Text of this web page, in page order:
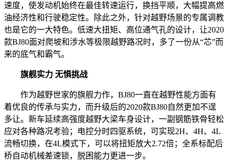
速度，使发动机始终在最佳转速运行，换挡平顺，大幅提高燃
油经济性和行驶稳定性。除此之外，针对越野场景的专属调教
也是它的一大特色。低速大扭矩、高位通气孔的设计，让2020
款BJ80面对爬坡和涉水等极限越野路况时，多了一份从“芯”而
来的底气和霸气。
旗舰实力 无惧挑战
作为越野世家的旗舰力作，BJ80一直在越野性能方面有
着优良的传承与实力，而升级后的2020款BJ80自然更加不逞
多让。新车延续高强度越野大梁车身设计，一副钢筋铁骨轻松
应对各种路况考验；电控分时四驱系统，可实现2H、4H、4L
流畅切换，在4L模式下，可以将扭矩放大2.72倍；全系标配后
桥自动机械差速锁，脱困能力更进一步。